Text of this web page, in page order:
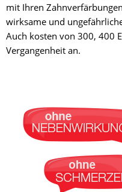
mit Ihren
wirksame und
Auch kosten von 300, 400
Vergangenheit an.